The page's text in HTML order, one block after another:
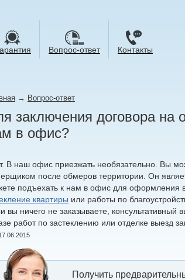
Вопрос-ответ Контакты
→ Вопрос-ответ
заключения договора на
в офис?
В наш офис приезжать необязательно. Вы
после обмеров территории. Он
подъехать к нам в офис для оформления
квартиры или работы по
вы ничего не заказываете,
работ по застеклению или отделке выезд
Получить